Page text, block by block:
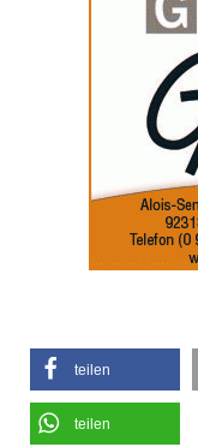
teilen
teilen